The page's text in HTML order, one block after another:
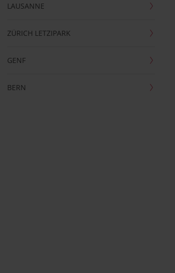
LAUSANNE
ZÜRICH LETZIPARK
GENF
BERN